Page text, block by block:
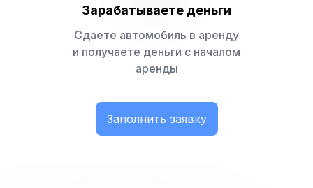
Зарабатываете деньги
Сдаете автомобиль в аренду
и получаете деньги с началом
аренды
Заполнить заявку